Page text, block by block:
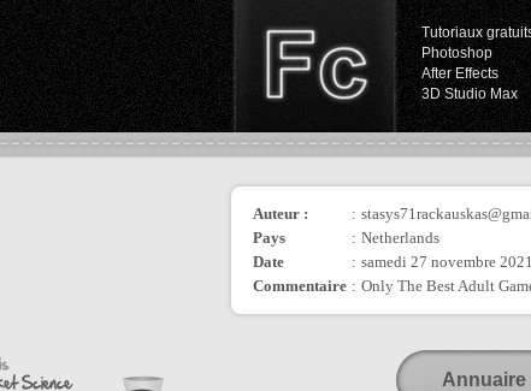
Tutoriaux
Photoshop
After Effects
3D Studio Max
Auteur : :
Pays
: Netherlands
Date
: samedi 27 novembre
Commentaire : Only The Best Adult
Annuaire